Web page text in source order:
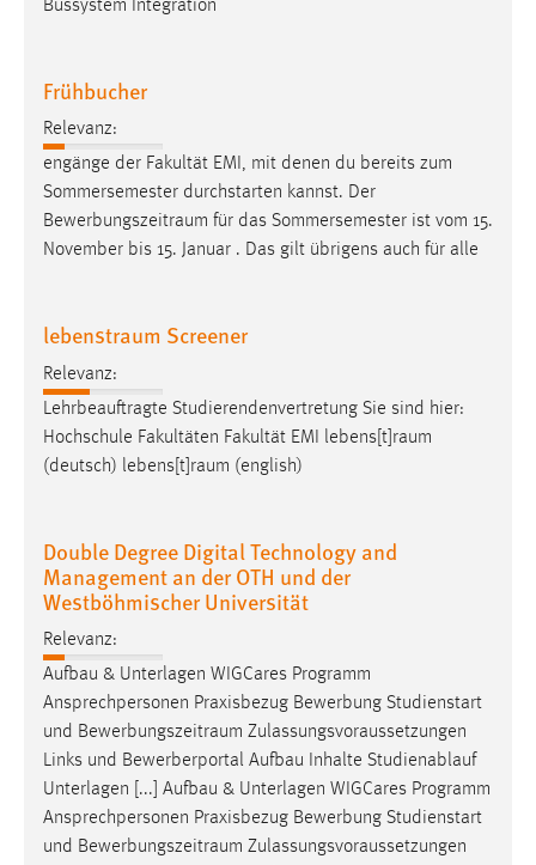
Bussystem Integration
Frühbucher
Relevanz:
engänge der Fakultät EMI, mit denen du bereits zum
Sommersemester durchstarten kannst. Der
Bewerbungszeitraum für das Sommersemester ist vom 15.
November bis 15. Januar . Das gilt übrigens auch für alle
lebenstraum Screener
Relevanz:
Lehrbeauftragte Studierendenvertretung Sie sind hier:
Hochschule Fakultäten Fakultät EMI lebens[t]raum
(deutsch) lebens[t]raum (english)
Double Degree Digital Technology and
Management an der OTH und der
Westböhmischer Universität
Relevanz:
Aufbau & Unterlagen WIGCares Programm
Ansprechpersonen Praxisbezug Bewerbung Studienstart
und Bewerbungszeitraum Zulassungsvoraussetzungen
Links und Bewerberportal Aufbau Inhalte Studienablauf
Unterlagen [...] Aufbau & Unterlagen WIGCares Programm
Ansprechpersonen Praxisbezug Bewerbung Studienstart
und Bewerbungszeitraum Zulassungsvoraussetzungen